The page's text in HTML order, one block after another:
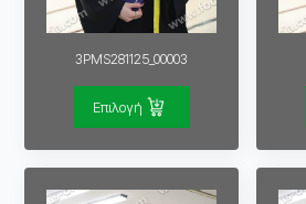
3PMS281125_00003
Επιλογή